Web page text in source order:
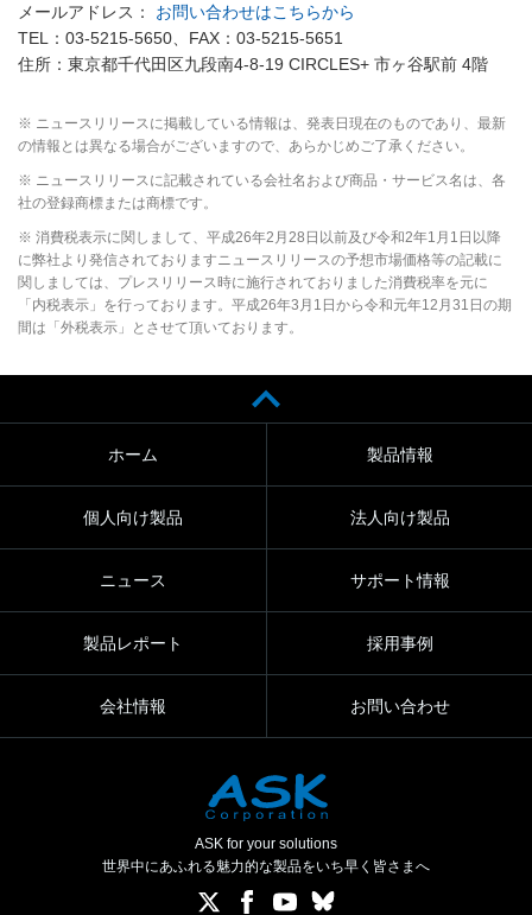
メールアドレス： お問い合わせはこちらから
TEL：03-5215-5650、FAX：03-5215-5651
住所：東京都千代田区九段南4-8-19 CIRCLES+ 市ヶ谷駅前 4階
※ ニュースリリースに掲載している情報は、発表日現在のものであり、最新
の情報とは異なる場合がございますので、あらかじめご了承ください。
※ ニュースリリースに記載されている会社名および商品・サービス名は、各
社の登録商標または商標です。
※ 消費税表示に関しまして、平成26年2月28日以前及び令和2年1月1日以降
に弊社より発信されておりますニュースリリースの予想市場価格等の記載に
関しましては、プレスリリース時に施行されておりました消費税率を元に
「内税表示」を行っております。平成26年3月1日から令和元年12月31日の期
間は「外税表示」とさせて頂いております。
ホーム 製品情報
個人向け製品 法人向け製品
ニュース サポート情報
製品レポート 採用事例
会社情報 お問い合わせ
ASK for your solutions
世界中にあふれる魅力的な製品をいち早く皆さまへ